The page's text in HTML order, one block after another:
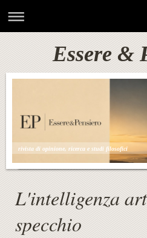
Essere &
rivista di opinione, ricerca e studi filosofici
L'intelligenza
specchio